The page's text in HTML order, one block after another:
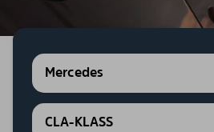
Mercedes
CLA-KLASS